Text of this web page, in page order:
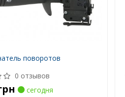
поворотов
0 отзывов
сегодня